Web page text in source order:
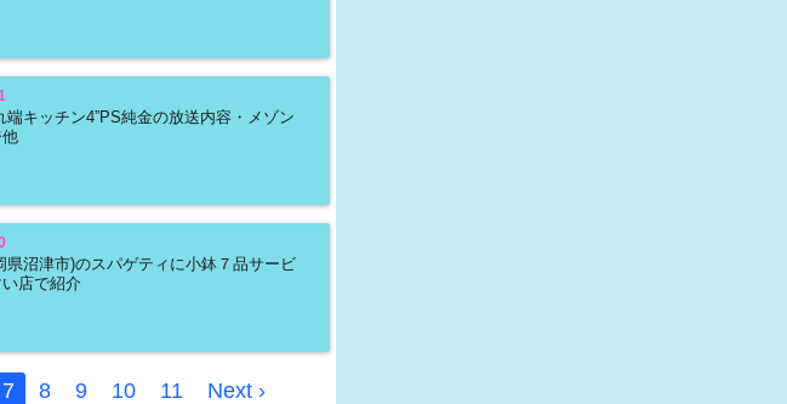
端キッチン4”PS純金の放送内容・メゾン
他
県沼津市)のスパゲティに小鉢７品サービ
店で紹介
7 8 9 10 11
Next ›